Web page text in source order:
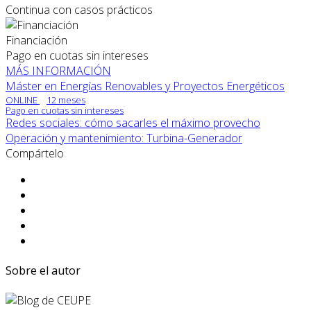
Continua con casos prácticos
Financiación
Pago en cuotas sin intereses
MÁS INFORMACIÓN
Máster en Energías Renovables y Proyectos Energéticos
ONLINE
12 meses
Pago en cuotas sin intereses
Redes sociales: cómo sacarles el máximo provecho
Operación y mantenimiento: Turbina-Generador
Compártelo
Sobre el autor